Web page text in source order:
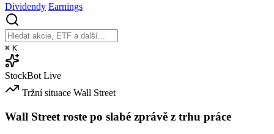
Dividendy Earnings
⌘ K
StockBot Live
Tržní situace Wall Street
Wall Street roste po slabé zprávě z trhu práce